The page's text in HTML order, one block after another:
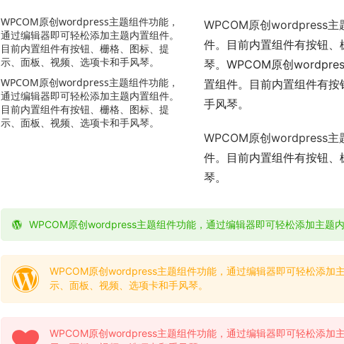
WPCOM原创wordpress主题组件功能，
通过编辑器即可轻松添加主题内置组件。
目前内置组件有按钮、栅格、图标、提
示、面板、视频、选项卡和手风琴。
WPCOM原创wordpress主题组件功能，
通过编辑器即可轻松添加主题内置组件。
目前内置组件有按钮、栅格、图标、提
示、面板、视频、选项卡和手风琴。
WPCOM原创wordpress主
件。目前内置组件有按钮
琴。 WPCOM原创
置组件。目前内置组件有
手风琴。
WPCOM原创wordpress主
件。目前内置组件有按钮
琴。
WPCOM原创wordpress主题组件功能，通过编辑器即可轻松添加主题内
WPCOM原创wordpress主题组件功能，通过编辑器即可轻松添加
示、面板、视频、选项卡和手风琴。
WPCOM原创wordpress主题组件功能，通过编辑器即可轻松添加